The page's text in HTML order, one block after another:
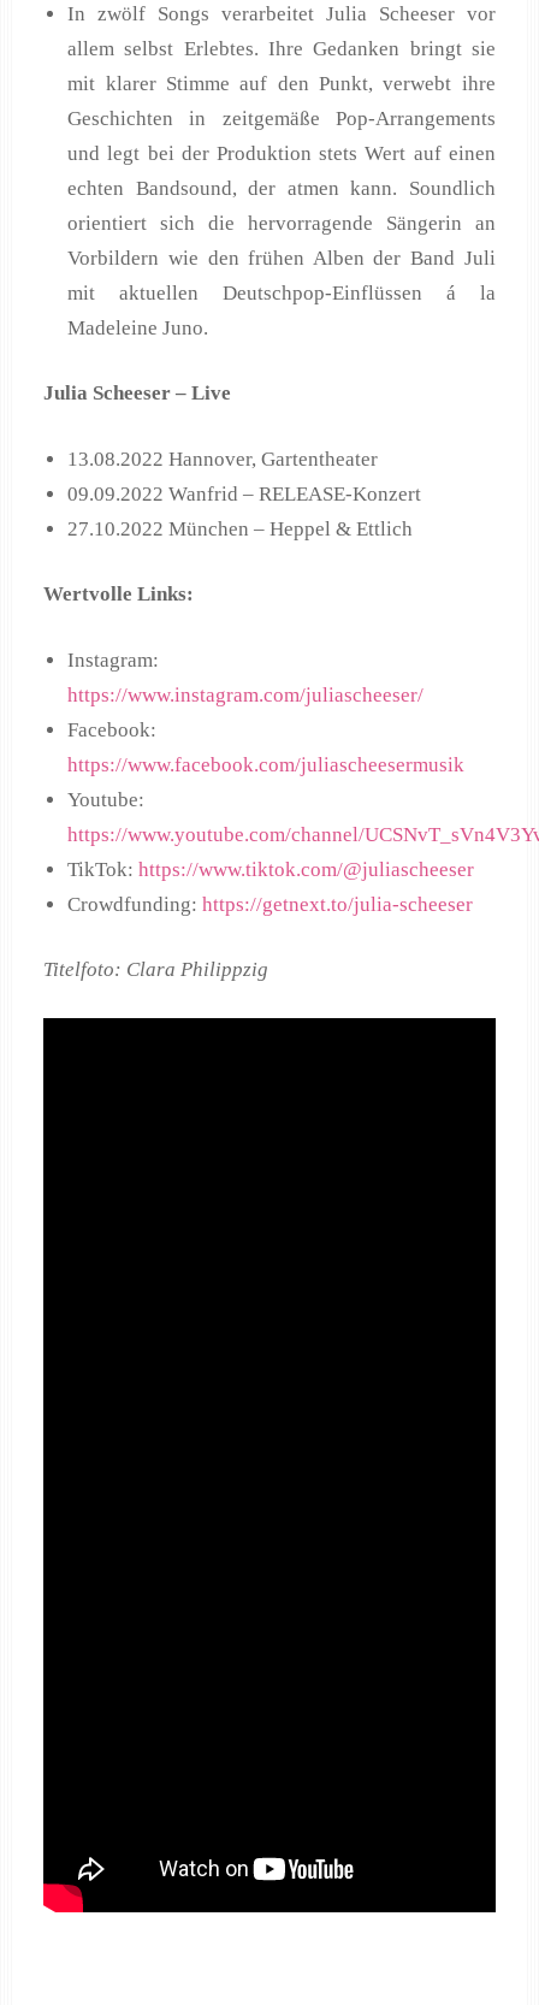
In zwölf Songs verarbeitet Julia Scheeser vor
allem selbst Erlebtes. Ihre Gedanken bringt sie
mit klarer Stimme auf den Punkt, verwebt ihre
Geschichten in zeitgemäße Pop-Arrangements
und legt bei der Produktion stets Wert auf einen
echten Bandsound, der atmen kann. Soundlich
orientiert sich die hervorragende Sängerin an
Vorbildern wie den frühen Alben der Band Juli
mit aktuellen Deutschpop-Einflüssen á la
Madeleine Juno.
Julia Scheeser – Live
13.08.2022 Hannover, Gartentheater
09.09.2022 Wanfrid – RELEASE-Konzert
27.10.2022 München – Heppel & Ettlich
Wertvolle Links:
Instagram:
https://www.instagram.com/juliascheeser/
Facebook:
https://www.facebook.com/juliascheesermusik
Youtube:
https://www.youtube.com/channel/
TikTok:https://www.tiktok.com/@juliascheeser
Crowdfunding:https://getnext.to/julia-scheeser
Titelfoto: Clara Philippzig